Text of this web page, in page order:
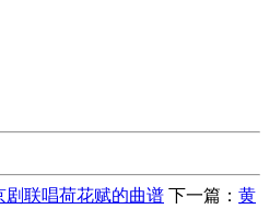
剧联唱荷花赋的曲谱 下一篇： 黄